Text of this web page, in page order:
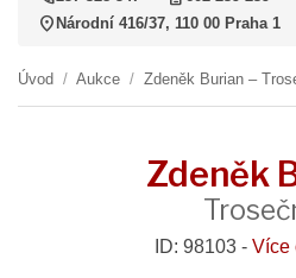
location_on Národní 416/37, 110 00 Praha 1
Úvod / Aukce / Zdeněk Burian –
Zdeněk
ID: 98103 - Více